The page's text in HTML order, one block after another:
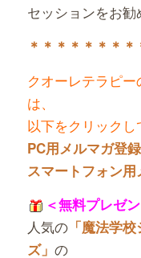
セッションをお勧
＊＊＊＊＊＊＊
クオーレテラピ
は、
以下をクリックし
PC用メルマガ登録
スマートフォン
＜無料プレゼ
人気の「魔法学校
ズ」 の